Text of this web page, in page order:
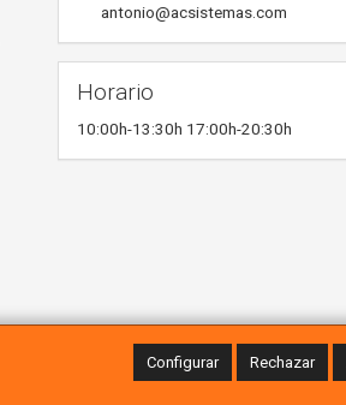
Configurar Rechazar
antonio@acsistemas.com
Horario
10:00h-13:30h 17:00h-20:30h